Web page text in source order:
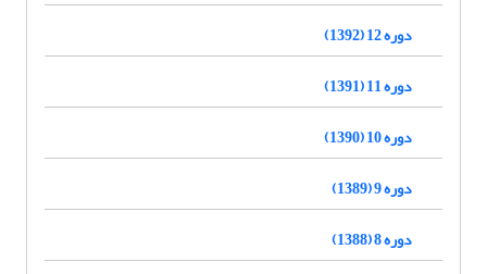
دوره 12 (1392)
دوره 11 (1391)
دوره 10 (1390)
دوره 9 (1389)
دوره 8 (1388)